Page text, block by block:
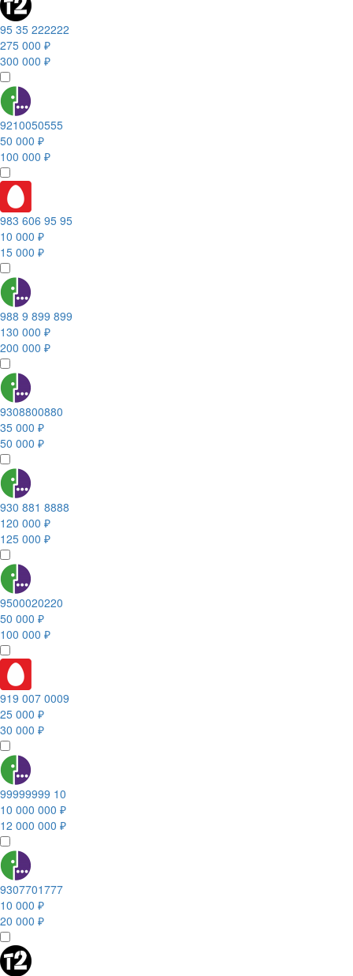
95 35 222222
275 000 ₽
300 000 ₽
9210050555
50 000 ₽
100 000 ₽
983 606 95 95
10 000 ₽
15 000 ₽
988 9 899 899
130 000 ₽
200 000 ₽
9308800880
35 000 ₽
50 000 ₽
930 881 8888
120 000 ₽
125 000 ₽
9500020220
50 000 ₽
100 000 ₽
919 007 0009
25 000 ₽
30 000 ₽
99999999 10
10 000 000 ₽
12 000 000 ₽
9307701777
10 000 ₽
20 000 ₽